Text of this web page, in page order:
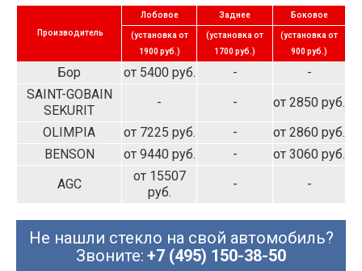
Производитель
Лобовое Заднее Боковое
(установка от
1900 руб.)
(установка от
1700 руб.)
(установка от
900 руб.)
Бор от 5400 руб. -
-
SAINT-GOBAIN
SEKURIT
- -
от 2850 руб.
OLIMPIA
от 7225 руб. -
от 2860 руб.
BENSON
от 9440 руб. -
от 3060 руб.
AGC
от 15507
руб.
- -
Не нашли стекло на свой автомобиль?
Звоните: +7 (495) 150-38-50